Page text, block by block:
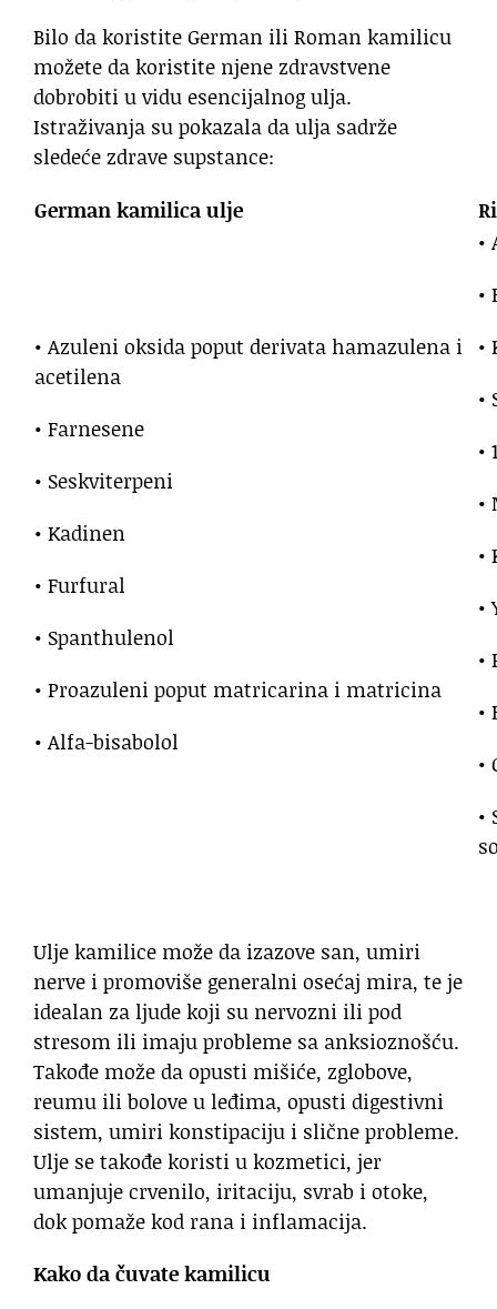
Bilo da koristite German ili Roman kamilicu
možete da koristite njene zdravstvene
dobrobiti u vidu esencijalnog ulja.
Istraživanja su pokazala da ulja sadrže
sledeće zdrave supstance:
German kamilica ulje
• Azuleni oksida poput derivata hamazulena i
acetilena
• Farnesene
• Seskviterpeni
• Kadinen
• Furfural
• Spanthulenol
• Proazuleni poput matricarina i matricina
• Alfa-bisabolol
•
•
•
•
•
•
•
•
•
•
•
•
Ulje kamilice može da izazove san, umiri
nerve i promoviše generalni osećaj mira, te je
idealan za ljude koji su nervozni ili pod
stresom ili imaju probleme sa anksioznošću.
Takođe može da opusti mišiće, zglobove,
reumu ili bolove u leđima, opusti digestivni
sistem, umiri konstipaciju i slične probleme.
Ulje se takođe koristi u kozmetici, jer
umanjuje crvenilo, iritaciju, svrab i otoke,
dok pomaže kod rana i inflamacija.
Kako da čuvate kamilicu